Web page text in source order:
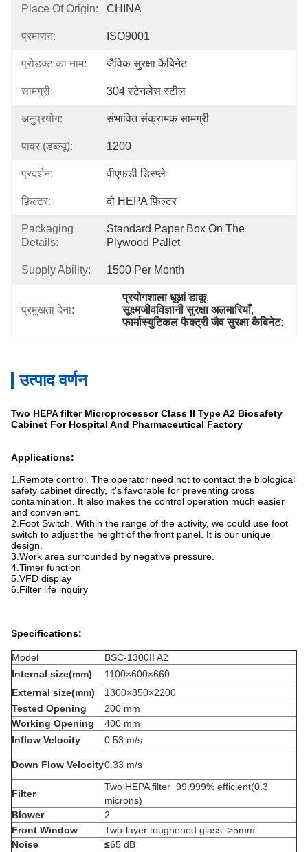
Place Of Origin: CHINA
प्रमाणन: ISO9001
प्रोडक्ट का नाम: जैविक सुरक्षा कैबिनेट
सामग्री: 304 स्टेनलेस स्टील
अनुप्रयोग: संभावित संक्रामक सामग्री
पावर (डब्ल्यू): 1200
प्रदर्शन: वीएफडी डिस्प्ले
फ़िल्टर: दो HEPA फ़िल्टर
Packaging
Details:
Standard Paper Box On The
Plywood Pallet
Supply Ability: 1500 Per Month
प्रमुखता देना:
प्रयोगशाला धूआं डाकू,
सूक्ष्मजीवविज्ञानी सुरक्षा अलमारियाँ,
फार्मास्युटिकल फैक्ट्री जैव सुरक्षा कैबिनेट;
उत्पाद वर्णन
Two HEPA filter Microprocessor Class II Type A2 Biosafety
Cabinet For Hospital And Pharmaceutical Factory
Applications:
1.Remote control. The operator need not to contact the biological
safety cabinet directly, it’s favorable for preventing cross
contamination. It also makes the control operation much easier
and convenient.
2.Foot Switch. Within the range of the activity, we could use foot
switch to adjust the height of the front panel. It is our unique
design.
3.Work area surrounded by negative pressure.
4.Timer function
5.VFD display
6.Filter life inquiry
Specifications:
Model
BSC-1300II A2
Internal size(mm)
1100×600×660
External size(mm)
1300×850×2200
Tested Opening
200 mm
Working Opening
400 mm
Inflow Velocity
0.53 m/s
Down Flow Velocity0.33 m/s
Filter
Two HEPA filter 99.999% efficient(0.3
microns)
Blower
2
Front Window
Two-layer toughened glass >5mm
Noise
≤65 dB